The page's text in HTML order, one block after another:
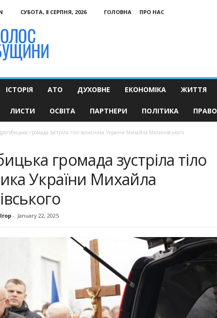
СУБОТА, 8 СЕРПНЯ, 2026 ГОЛОВНА
ПРО НАС
ІСТОРІЯ АТО ДУХОВНЕ ЕКОНОМІКА ЖИТТЯ
ЛИСТИ ОСВІТА ПАРТНЕРИ ПОЛІТИКА ПРАВО
громада зустріла тіло захисника України Михайла Малинівського
громада зустріла тіло
України Михайла
- January 22, 2025